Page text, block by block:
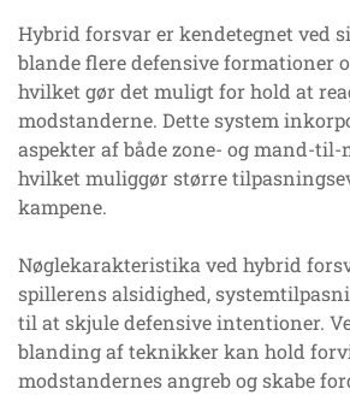
Hybrid forsvar er kendetegnet ved
blande flere defensive formationer
hvilket gør det muligt for hold at
modstanderne. Dette system
aspekter af både zone- og mand-
hvilket muliggør større
kampene.
Nøglekarakteristika ved hybrid
spillerens alsidighed,
til at skjule defensive intentioner.
blanding af teknikker kan hold
modstandernes angreb og skabe